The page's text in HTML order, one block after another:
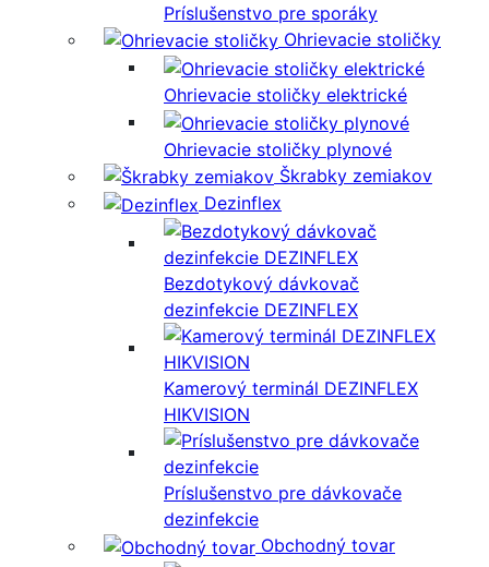
Príslušenstvo pre sporáky
Ohrievacie stoličky
Ohrievacie stoličky elektrické
Ohrievacie stoličky plynové
Škrabky zemiakov
Dezinflex
Bezdotykový dávkovač
dezinfekcie DEZINFLEX
Kamerový terminál DEZINFLEX
HIKVISION
Príslušenstvo pre dávkovače
dezinfekcie
Obchodný tovar